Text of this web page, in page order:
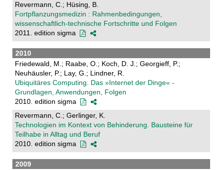
Revermann, C.; Hüsing, B.
Fortpflanzungsmedizin : Rahmenbedingungen,
wissenschaftlich-technische Fortschritte und Folgen
2011. edition sigma
2010
Friedewald, M.; Raabe, O.; Koch, D. J.; Georgieff, P.;
Neuhäusler, P.; Lay, G.; Lindner, R.
Ubiquitäres Computing. Das »Internet der Dinge« -
Grundlagen, Anwendungen, Folgen
2010. edition sigma
Revermann, C.; Gerlinger, K.
Technologien im Kontext von Behinderung. Bausteine für
Teilhabe in Alltag und Beruf
2010. edition sigma
2009